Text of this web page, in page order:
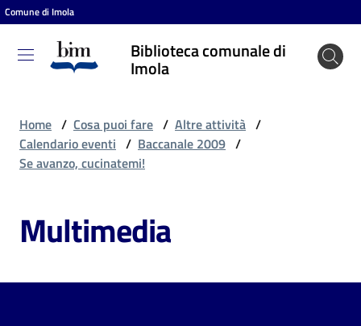
Vai al contenuto
Vai alla navigazione
Vai al footer
Comune di Imola
Biblioteca comunale di
Imola
Biblioteca
comunale
Cosa
fare
Home / Cosa puoi fare / Altre attività /
Calendario eventi / Baccanale 2009 /
Se avanzo, cucinatemi!
Multimedia